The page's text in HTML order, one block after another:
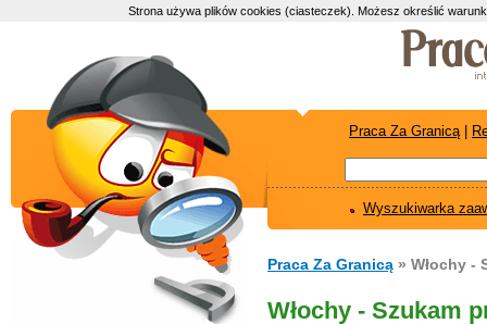
Praca Za Granicą|
Wyszukiwarka
Praca Za Granicą » Włochy -
Włochy - Szukam
Strona używa plików cookies (ciasteczek). Możesz określić